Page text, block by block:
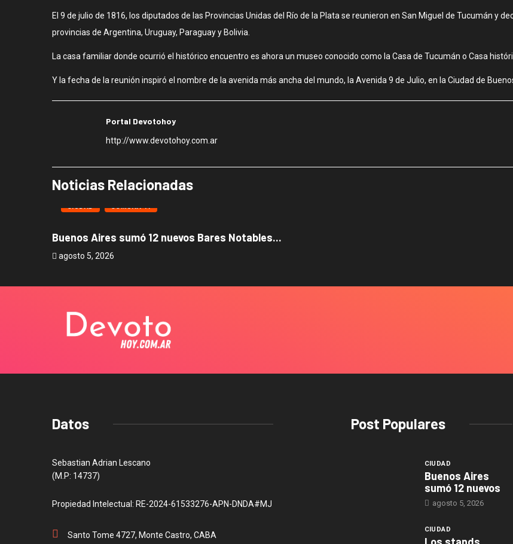
El 9 de julio de 1816, los diputados de las Provincias Unidas del Río de la Plata se reunieron en San Miguel de Tucumán y
provincias de Argentina, Uruguay, Paraguay y Bolivia.
La casa familiar donde ocurrió el histórico encuentro es ahora un museo conocido como la Casa de Tucumán o Casa
Y la fecha de la reunión inspiró el nombre de la avenida más ancha del mundo, la Avenida 9 de Julio, en la Ciudad de
Portal Devotohoy
http://www.devotohoy.com.ar
Noticias Relacionadas
CIUDAD COMUNA 11
Buenos Aires sumó 12 nuevos Bares Notables...
agosto 5, 2026
Datos
Sebastian Adrian Lescano
(M.P: 14737)
Propiedad Intelectual: RE-2024-61533276-APN-DNDA#MJ
Santo Tome 4727, Monte Castro, CABA
Post Populares
CIUDAD
Buenos Aires
sumó 12 nuevos
agosto 5, 2026
CIUDAD